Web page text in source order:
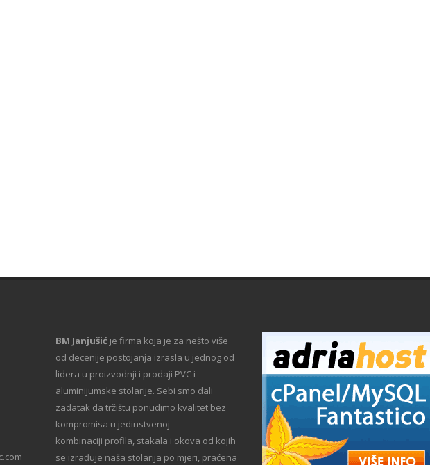
BM Janjušić je firma koja je za nešto više
od decenije postojanja izrasla u jednog od
lidera u proizvodnji i prodaji PVC i
aluminijumske stolarije. Sebi smo dali
zadatak da tržištu ponudimo kvalitet bez
kompromisa u jedinstvenoj
kombinaciji profila, stakala i okova od kojih
se izrađuje naša stolarija po mjeri, praćena